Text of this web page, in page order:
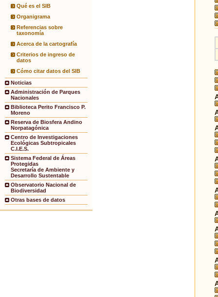
Qué es el SIB
Organigrama
Referencias sobre
taxonomía
Acerca de la cartografía
Criterios de ingreso de
datos
Cómo citar datos del SIB
Noticias
Administración de Parques
Nacionales
Biblioteca Perito Francisco P.
Moreno
Reserva de Biosfera Andino
Norpatagónica
Centro de Investigaciones
Ecológicas Subtropicales
C.I.E.S.
Sistema Federal de Áreas
Protegidas
Secretaría de Ambiente y
Desarrollo Sustentable
Observatorio Nacional de
Biodiversidad
Otras bases de datos